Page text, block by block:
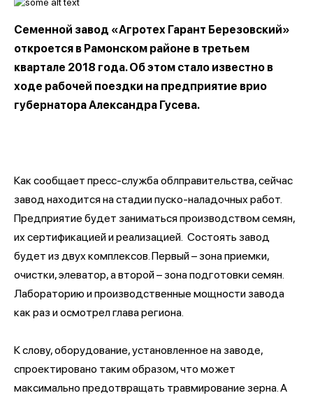
Семенной завод «Агротех Гарант Березовский»
откроется в Рамонском районе в третьем
квартале 2018 года. Об этом стало известно в
ходе рабочей поездки на предприятие врио
губернатора Александра Гусева.
Как сообщает пресс-служба облправительства, сейчас
завод находится на стадии пуско-наладочных работ.
Предприятие будет заниматься производством семян,
их сертификацией и реализацией. Состоять завод
будет из двух комплексов. Первый – зона приемки,
очистки, элеватор, а второй – зона подготовки семян.
Лабораторию и производственные мощности завода
как раз и осмотрел глава региона.
К слову, оборудование, установленное на заводе,
спроектировано таким образом, что может
максимально предотвращать травмирование зерна. А